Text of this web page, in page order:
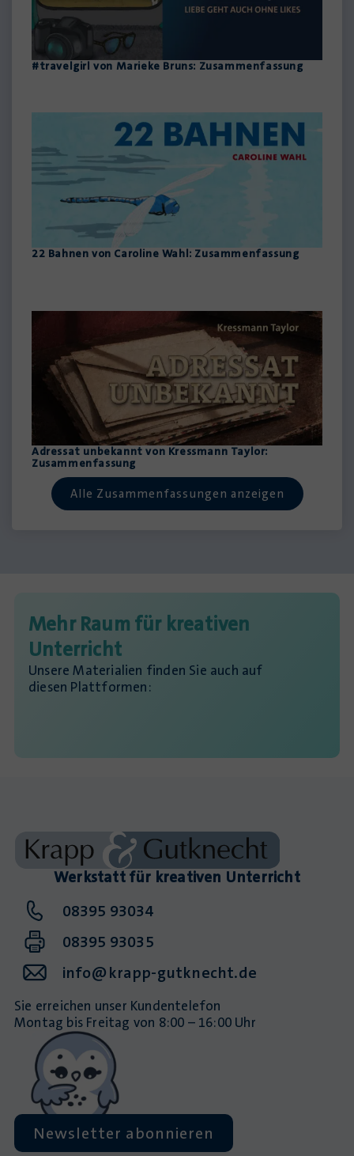
#travelgirl von Marieke Bruns: Zusammenfassung
22 Bahnen von Caroline Wahl: Zusammenfassung
Adressat unbekannt von Kressmann Taylor:
Zusammenfassung
Alle Zusammenfassungen anzeigen
Mehr Raum für kreativen
Unterricht
Unsere Materialien finden Sie auch auf
diesen Plattformen:
Werkstatt für kreativen Unterricht
08395 93034
08395 93035
info@krapp-gutknecht.de
Sie erreichen unser Kundentelefon
Montag bis Freitag von 8:00 – 16:00 Uhr
Newsletter abonnieren